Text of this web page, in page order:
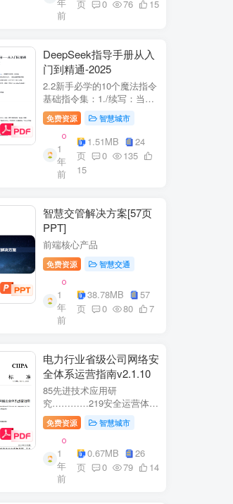
+医疗企业案例分析5中国互
联网+医疗...
年
前
页 0 76 15
DeepSeek指导手册从入
门到精通-2025
2.2新手必学的10个魔法指令
基础指令集：1./续写：当回
答中断时自动继续生成2./简
化：将复杂内容转换成大白
话3./示例：要求展示实际案
例（特别是写代码时）4./步
骤：让AI分步骤指导操作流
程5./检...
免费资源 智慧城市
1
年
前
1.51MB
24
页
0
135
15
智慧交管解决方案[57页
PPT]
前端核心产品
免费资源 智慧交通
1
年
前
38.78MB
57
页
0 80 7
电力行业省级公司网络安
全体系运营指南v2.1.10
85先进技术应用研
究…………219安全运营体
系……2291网络安全运
营..2292业务安全运
营.......249.3网络与业务安全
联动.·26
免费资源 智慧城市
1
年
前
0.67MB
26
页
0 79 14